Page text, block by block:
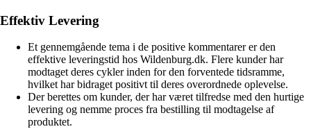
Effektiv Levering
Et gennemgående tema i de positive kommentarer er den
effektive leveringstid hos Wildenburg.dk. Flere kunder har
modtaget deres cykler inden for den forventede tidsramme,
hvilket har bidraget positivt til deres overordnede oplevelse.
Der berettes om kunder, der har været tilfredse med den hurtige
levering og nemme proces fra bestilling til modtagelse af
produktet.